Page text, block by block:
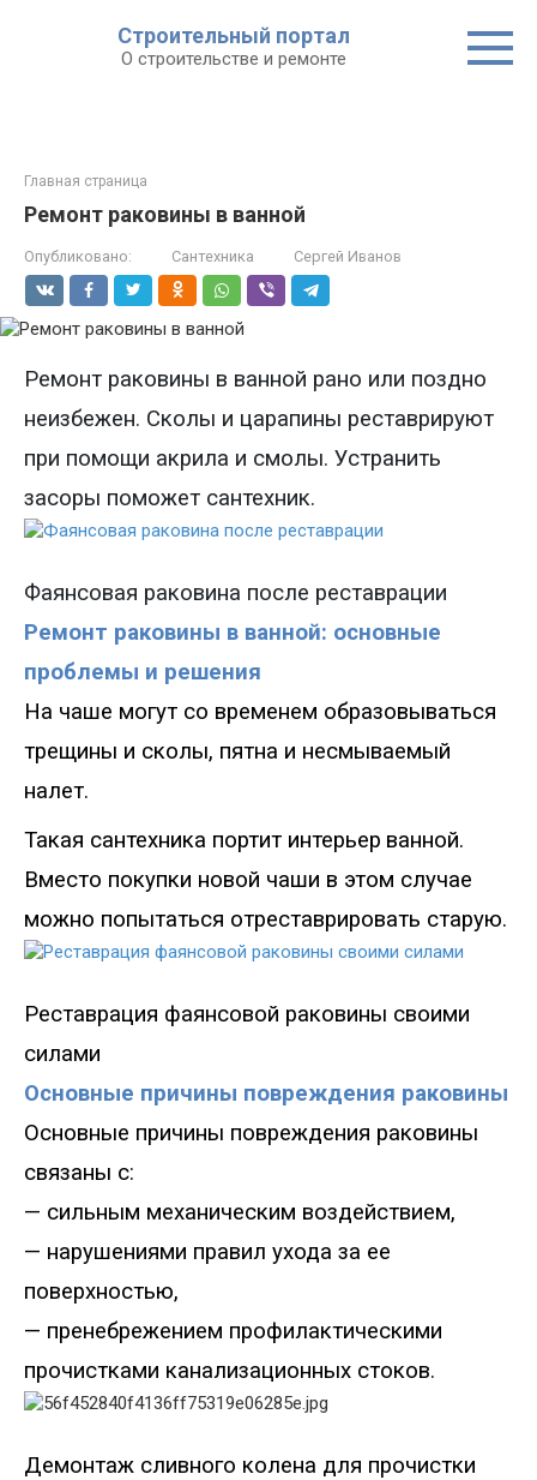
Строительный портал
О строительстве и ремонте
Главная страница
Ремонт раковины в ванной
Опубликовано: Сантехника Сергей Иванов
Ремонт раковины в ванной рано или поздно
неизбежен. Сколы и царапины реставрируют
при помощи акрила и смолы. Устранить
засоры поможет сантехник.
Фаянсовая раковина после реставрации
Ремонт раковины в ванной: основные
проблемы и решения
На чаше могут со временем образовываться
трещины и сколы, пятна и несмываемый
налет.
Такая сантехника портит интерьер ванной.
Вместо покупки новой чаши в этом случае
можно попытаться отреставрировать старую.
Реставрация фаянсовой раковины своими
силами
Основные причины повреждения раковины
Основные причины повреждения раковины
связаны с:
— сильным механическим воздействием,
— нарушениями правил ухода за ее
поверхностью,
— пренебрежением профилактическими
прочистками канализационных стоков.
Демонтаж сливного колена для прочистки